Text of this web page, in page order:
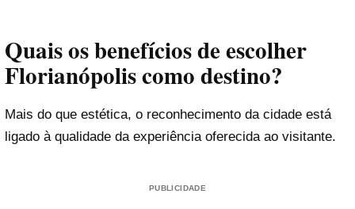
Quais os benefícios de escolher
Florianópolis como destino?
Mais do que estética, o reconhecimento da cidade está
ligado à qualidade da experiência oferecida ao visitante.
PUBLICIDADE